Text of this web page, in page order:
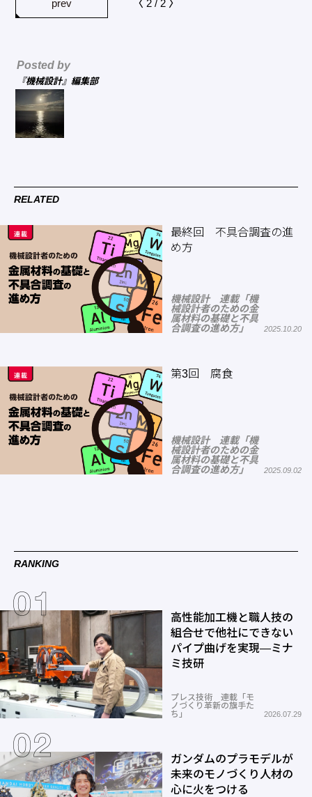
prev 〈 2 / 2 〉
Posted by
『機械設計』編集部
RELATED
最終回 不具合調査の進
め方
機械設計 連載「機
械設計者のための金
属材料の基礎と不具
合調査の進め方」
2025.10.20
第3回 腐食
機械設計 連載「機
械設計者のための金
属材料の基礎と不具
合調査の進め方」
2025.09.02
RANKING
高性能加工機と職人技の
組合せで他社にできない
パイプ曲げを実現―ミナ
ミ技研
プレス技術 連載「モ
ノづくり革新の旗手た
ち」
2026.07.29
ガンダムのプラモデルが
未来のモノづくり人材の
心に火をつける